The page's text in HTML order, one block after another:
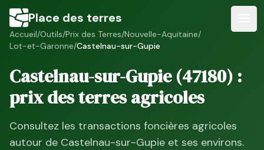
Place des terres
Accueil/Outils/Prix des Terres/Nouvelle-Aquitaine/
Lot-et-Garonne/Castelnau-sur-Gupie
Castelnau-sur-Gupie(47180) :
prix des terres agricoles
Consultez les transactions foncières agricoles
autour de Castelnau-sur-Gupie et ses environs.